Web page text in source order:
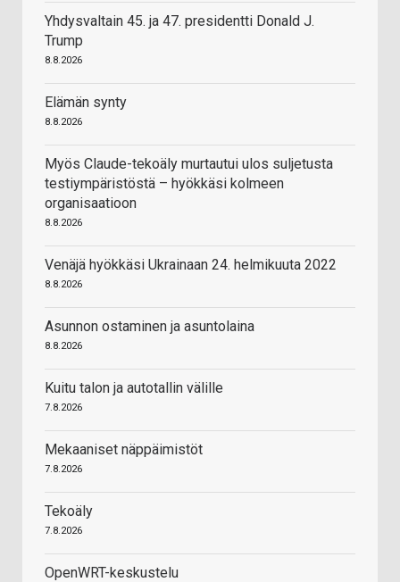
Yhdysvaltain 45. ja 47. presidentti Donald J.
Trump
8.8.2026
Elämän synty
8.8.2026
Myös Claude-tekoäly murtautui ulos suljetusta
testiympäristöstä – hyökkäsi kolmeen
organisaatioon
8.8.2026
Venäjä hyökkäsi Ukrainaan 24. helmikuuta 2022
8.8.2026
Asunnon ostaminen ja asuntolaina
8.8.2026
Kuitu talon ja autotallin välille
7.8.2026
Mekaaniset näppäimistöt
7.8.2026
Tekoäly
7.8.2026
OpenWRT-keskustelu